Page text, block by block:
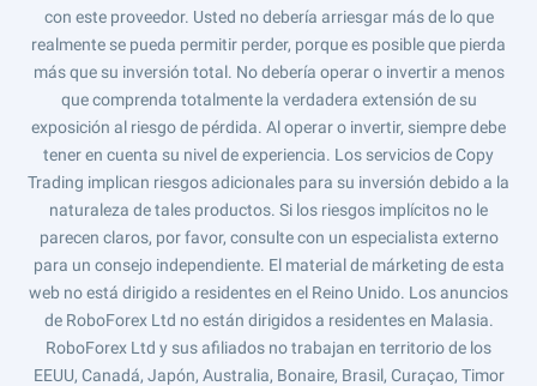
con este proveedor. Usted no debería arriesgar más de lo que
realmente se pueda permitir perder, porque es posible que pierda
más que su inversión total. No debería operar o invertir a menos
que comprenda totalmente la verdadera extensión de su
exposición al riesgo de pérdida. Al operar o invertir, siempre debe
tener en cuenta su nivel de experiencia. Los servicios de Copy
Trading implican riesgos adicionales para su inversión debido a la
naturaleza de tales productos. Si los riesgos implícitos no le
parecen claros, por favor, consulte con un especialista externo
para un consejo independiente. El material de márketing de esta
web no está dirigido a residentes en el Reino Unido. Los anuncios
de RoboForex Ltd no están dirigidos a residentes en Malasia.
RoboForex Ltd y sus afiliados no trabajan en territorio de los
EEUU, Canadá, Japón, Australia, Bonaire, Brasil, Curaçao, Timor